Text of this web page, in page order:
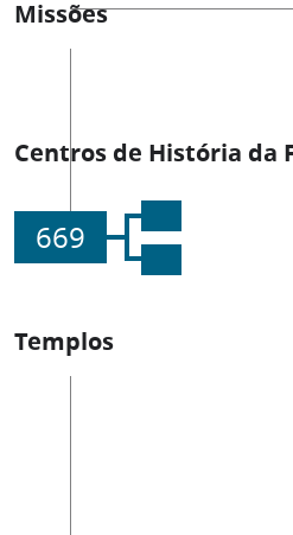
Missões
Centros de História da
669
Templos